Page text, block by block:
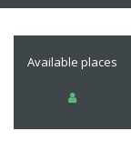
Available places